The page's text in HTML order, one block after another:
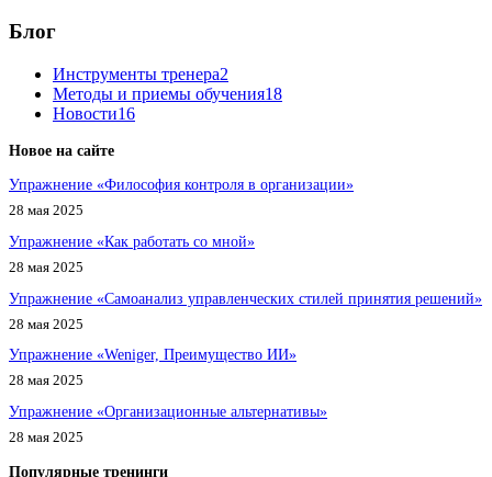
Блог
Инструменты тренера2
Методы и приемы обучения18
Новости16
Новое на сайте
Упражнение «Философия контроля в организации»
28 мая 2025
Упражнение «Как работать со мной»
28 мая 2025
Упражнение «Самоанализ управленческих стилей принятия решений»
28 мая 2025
Упражнение «Weniger, Преимущество ИИ»
28 мая 2025
Упражнение «Организационные альтернативы»
28 мая 2025
Популярные тренинги